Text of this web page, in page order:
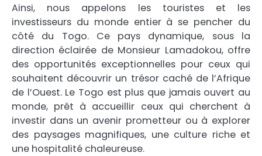
Ainsi, nous appelons les touristes et les
investisseurs du monde entier à se pencher du
côté du Togo. Ce pays dynamique, sous la
direction éclairée de Monsieur Lamadokou, offre
des opportunités exceptionnelles pour ceux qui
souhaitent découvrir un trésor caché de l’Afrique
de l’Ouest. Le Togo est plus que jamais ouvert au
monde, prêt à accueillir ceux qui cherchent à
investir dans un avenir prometteur ou à explorer
des paysages magnifiques, une culture riche et
une hospitalité chaleureuse.